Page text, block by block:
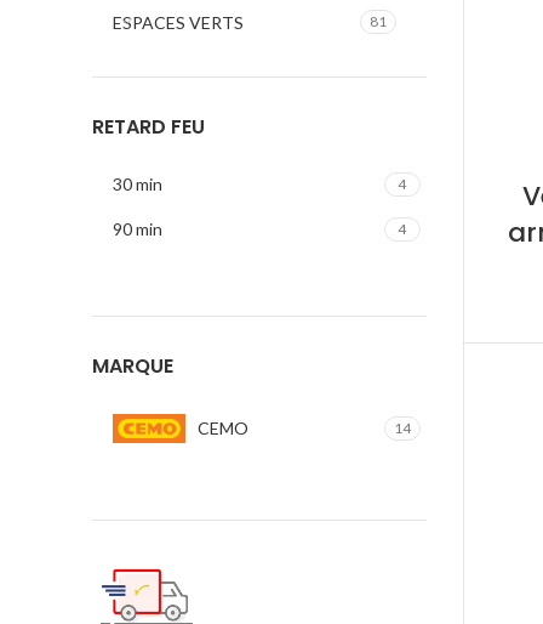
ESPACES VERTS 81
RETARD FEU
30 min 4
90 min 4
MARQUE
CEMO 14